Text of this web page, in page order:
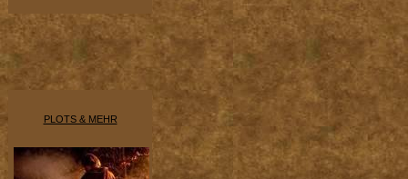
PLOTS & MEHR